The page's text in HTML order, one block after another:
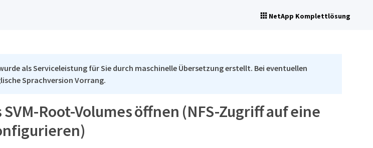
NetApp Komplettlösung
als Serviceleistung für Sie durch maschinelle Übersetzung erstellt. Bei eventuellen
Sprachversion Vorrang.
Root-Volumes öffnen (NFS-Zugriff auf eine